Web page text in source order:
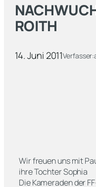
ROITH
14. Juni 2011Verfasser:
Wir freuen uns mit
ihre Tochter Sophia
Die Kameraden der